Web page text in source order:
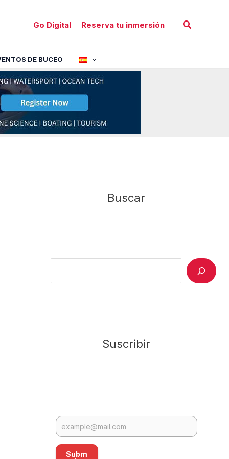
Go Digital Reserva tu inmersión Buscar
DE BUCEO
Buscar
Suscribir
Subm